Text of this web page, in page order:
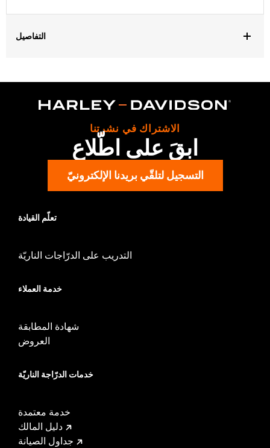
التفاصيل
In the Box: Pair of trunk bags
1 year limited warranty – Go to
for full details
الاشتراك في نشرتنا
ابقَ على اطّلاع
التسجيل لتلقّي بريدنا الإلكترونيّ
تعلّم القيادة
التدريب على الدرّاجات الناريّة
خدمة العملاء
شهادة المطابقة
العروض
خدمات الدرّاجة الناريّة
خدمة معتمدة
دليل المالك
جداول الصيانة